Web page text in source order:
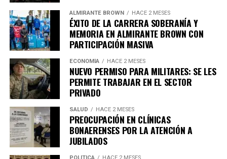
servicios con alto consumo de agua adopten
para reutilizar el agua utilizada en sus procesos de
lavado.
En lo que respecta a edificios residenciales, se plantea
que los consorcios más grandes implementen
dispositivos que regulen el flujo y la presión del agua
para evitar su desperdicio.
De acuerdo con la propuesta, podrán solicitar el
procedimiento aquellas personas que presenten:
Una enfermedad grave e incurable.
Un estado crónico irreversible.
Un sufrimiento físico o psíquico que se considere
Además, es necesario que la persona exprese su
voluntad de manera libre, informada y de forma
reiterada.
ALMIRANTE BROWN HACE 2 MESES
ÉXITO DE LA CARRERA SOBERANÍA Y
MEMORIA EN ALMIRANTE BROWN CON
PARTICIPACIÓN MASIVA
ECONOMÍA HACE 2 MESES
NUEVO PERMISO PARA MILITARES: SE LES
PERMITE TRABAJAR EN EL SECTOR
PRIVADO
SALUD HACE 2 MESES
PREOCUPACIÓN EN CLÍNICAS
BONAERENSES POR LA ATENCIÓN A
JUBILADOS